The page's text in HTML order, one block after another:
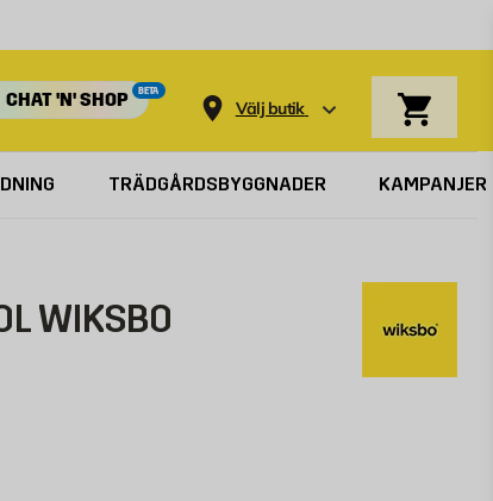
CHAT 'N' SHOP
BETA
Välj butik
TRÄDGÅRDSBYGGNADER KAMPANJER
WIKSBO